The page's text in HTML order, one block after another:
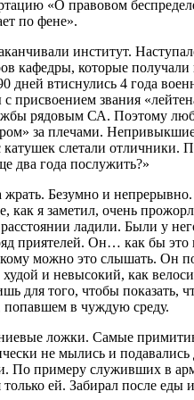
«О правовом
по фене».
институт.
которые получали
дней втиснулись 4 года
присвоением звания
рядовым СА. Поэтому
за плечами.
катушек слетали отличники.
два года послужить?»
Безумно и
как я заметил, очень
ладили. Были у
приятелей. Он… как бы
можно это слышать. Он
и невысокий, как
для того, чтобы показать,
попавшем в чуждую среду.
ложки. Самые
не мылись и
По примеру служивших в
ей. Забирал после еды